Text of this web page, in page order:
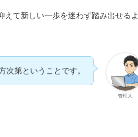
て新しい一歩を迷わず踏み出せるよ
管理人
次第ということです。